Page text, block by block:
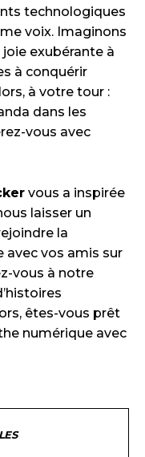
technologiques
voix. Imaginons
exubérante à
à conquérir
à votre tour :
dans les
vous avec
vous a inspirée
laisser un
la
avec vos amis sur
vous à notre
êtes-vous prêt
numérique avec